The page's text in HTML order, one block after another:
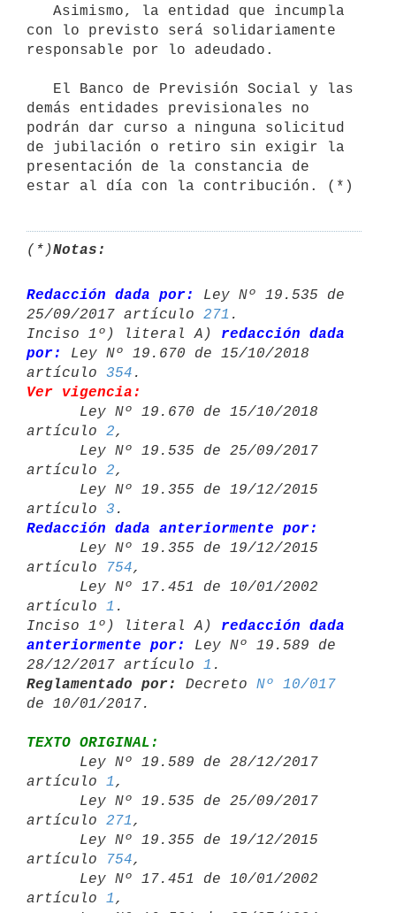
con lo previsto será solidariamente
responsable por lo adeudado.
demás entidades previsionales no
podrán dar curso a ninguna solicitud
de jubilación o retiro sin exigir la
presentación de la constancia de
estar al día con la contribución. (*)
(*)Notas:
Redacción dada por:
Ley Nº 19.535 de
25/09/2017 artículo 271 .
Inciso 1º) literal A) redacción dada
por:
Ley Nº 19.670 de 15/10/2018
artículo 354
Ver vigencia:
artículo 2,
artículo 2,
artículo 3
Redacción dada anteriormente por:
artículo
754,
artículo 1 .
Inciso 1º) literal A) redacción dada
anteriormente por:
Ley Nº 19.589 de
28/12/2017 artículo 1
Reglamentado por:
Decreto Nº 10/017
TEXTO ORIGINAL:
artículo 1 ,
artículo 271 ,
artículo
754,
artículo 1 ,